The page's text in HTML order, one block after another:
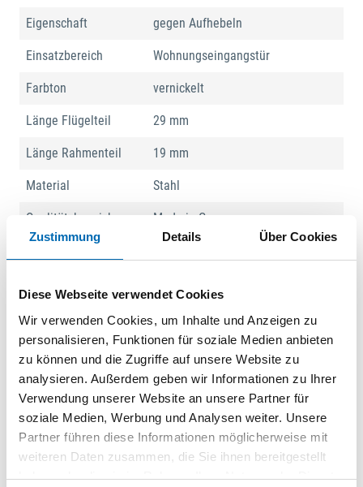
Zustimmung Details Über Cookies
Diese Webseite verwendet Cookies
Wir verwenden Cookies, um Inhalte und Anzeigen zu
personalisieren, Funktionen für soziale Medien anbieten
zu können und die Zugriffe auf unsere Website zu
analysieren. Außerdem geben wir Informationen zu Ihrer
Verwendung unserer Website an unsere Partner für
soziale Medien, Werbung und Analysen weiter. Unsere
Partner führen diese Informationen möglicherweise mit
weiteren Daten zusammen, die Sie ihnen bereitgestellt
haben oder die sie im Rahmen Ihrer Nutzung der Dienste
Eigenschaft gegen Aufhebeln
Einsatzbereich Wohnungseingangstür
Farbton vernickelt
Länge Flügelteil 29 mm
Länge Rahmenteil 19 mm
Material Stahl
Qualitätsbezeichnung Made in Germany
Verpackungsart SB-Karte
Zargenwerkstoff Holz
Zusatzinformation
Sicherung ist automatisch im
Eingriff
Produktart Bandseitensicherung